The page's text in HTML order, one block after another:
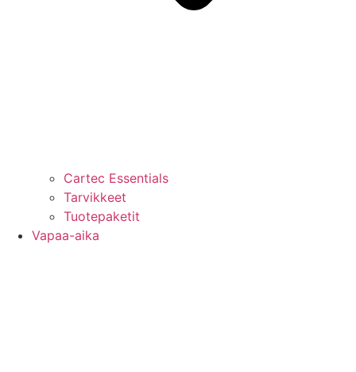
Cartec Essentials
Tarvikkeet
Tuotepaketit
Vapaa-aika